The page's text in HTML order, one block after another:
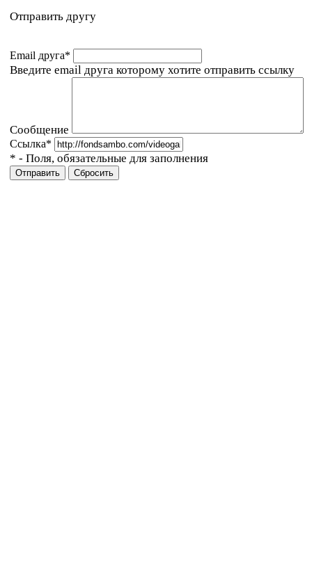
Отправить другу
Email друга*
Введите email друга которому хотите отправить ссылку
Сообщение
Ссылка*
* - Поля, обязательные для заполнения